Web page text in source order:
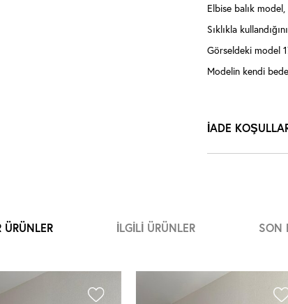
Elbise balık
Sıklıkla
Görseldeki model
Modelin kendi
İADE
ÜRÜNLER İLGILI ÜRÜNLER SON